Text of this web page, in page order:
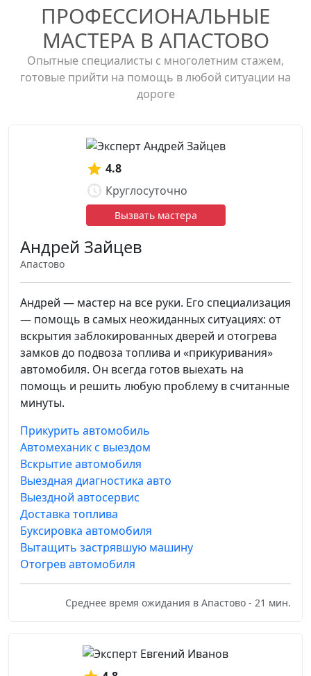
ПРОФЕССИОНАЛЬНЫЕ
МАСТЕРА В АПАСТОВО
Опытные специалисты с многолетним стажем,
готовые прийти на помощь в любой ситуации на
дороге
4.8
Круглосуточно
Вызвать мастера
Андрей Зайцев
Апастово
Андрей — мастер на все руки. Его специализация
— помощь в самых неожиданных ситуациях: от
вскрытия заблокированных дверей и отогрева
замков до подвоза топлива и «прикуривания»
автомобиля. Он всегда готов выехать на
помощь и решить любую проблему в считанные
минуты.
Прикурить автомобиль
Автомеханик с выездом
Вскрытие автомобиля
Выездная диагностика авто
Выездной автосервис
Доставка топлива
Буксировка автомобиля
Вытащить застрявшую машину
Отогрев автомобиля
Среднее время ожидания в Апастово - 21 мин.